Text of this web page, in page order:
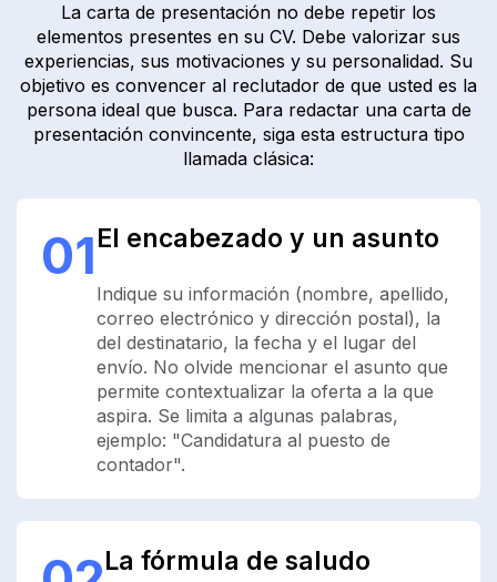
La carta de presentación no debe repetir los
elementos presentes en su CV. Debe valorizar sus
experiencias, sus motivaciones y su personalidad. Su
objetivo es convencer al reclutador de que usted es la
persona ideal que busca. Para redactar una carta de
presentación convincente, siga esta estructura tipo
llamada clásica:
01El encabezado y un asunto
Indique su información (nombre, apellido,
correo electrónico y dirección postal), la
del destinatario, la fecha y el lugar del
envío. No olvide mencionar el asunto que
permite contextualizar la oferta a la que
aspira. Se limita a algunas palabras,
ejemplo: "Candidatura al puesto de
contador".
La fórmula de saludo